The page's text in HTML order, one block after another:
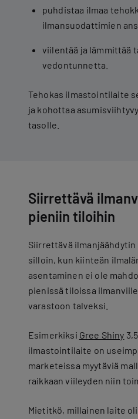
puhdistaa ilmaa
ilmansuodattimien
viilentää ja lämmittää
vedontunnetta.
Tehokas ilmastointilaite
ja kohottaa
tasolle.
Siirrettävä
pieniin tiloihin
Siirrettävä
silloin, kun kiinteän
asentaminen ei ole
pienissä tiloissa
varastoon talveksi.
Esimerkiksi Gree Shiny
ilmastointilaite on
marketeissa myytäviä
raikkaan viileyden niin
Mietitkö, millainen laite